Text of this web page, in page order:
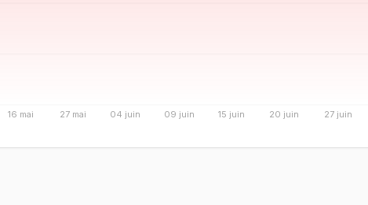
16 mai 27 mai 04 juin 09 juin 15 juin 20 juin 27 juin